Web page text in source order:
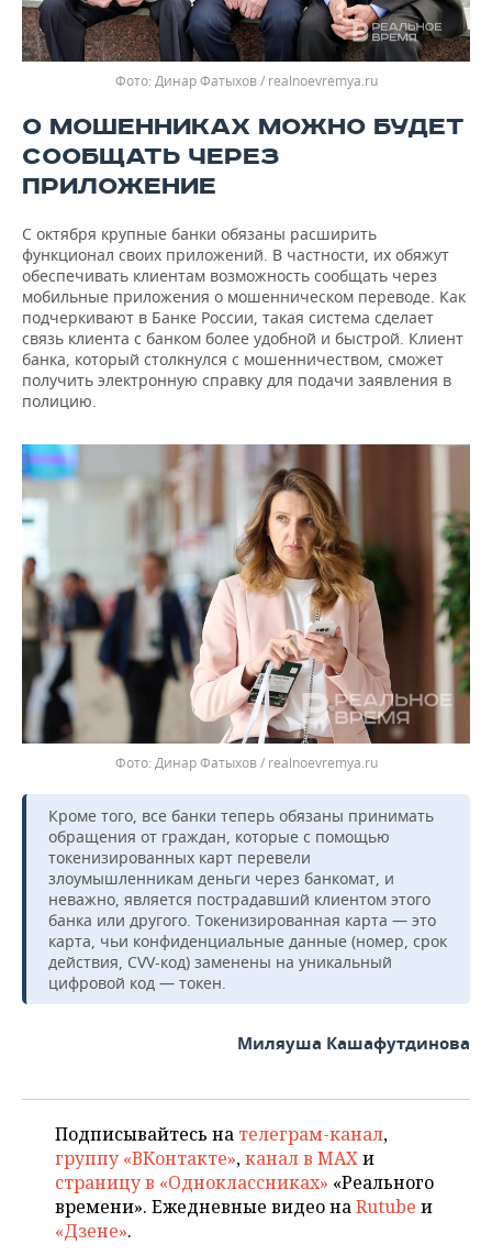
Динар Фатыхов / realnoevremya.ru
О МОШЕННИКАХ МОЖНО БУДЕТ
СООБЩАТЬ ЧЕРЕЗ
ПРИЛОЖЕНИЕ
С октября крупные банки обязаны расширить
функционал своих приложений. В частности, их обяжут
обеспечивать клиентам возможность сообщать через
мобильные приложения о мошенническом переводе. Как
подчеркивают в Банке России, такая система сделает
связь клиента с банком более удобной и быстрой. Клиент
банка, который столкнулся с мошенничеством, сможет
получить электронную справку для подачи заявления в
полицию.
Динар Фатыхов / realnoevremya.ru
Кроме того, все банки теперь обязаны принимать
обращения от граждан, которые с помощью
токенизированных карт перевели
злоумышленникам деньги через банкомат, и
неважно, является пострадавший клиентом этого
банка или другого. Токенизированная карта — это
карта, чьи конфиденциальные данные (номер, срок
действия, CVV-код) заменены на уникальный
цифровой код — токен.
Миляуша Кашафутдинова
Подписывайтесь на телеграм-канал,
группу «ВКонтакте»,канал в MAXи
страницу в «Одноклассниках» «Реального
времени». Ежедневные видео наRutube и
«Дзене».